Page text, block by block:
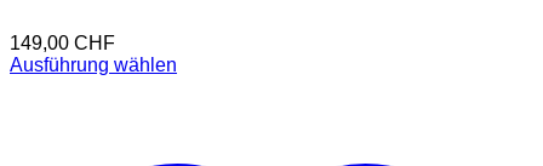
149,00 CHF
Ausführung wählen